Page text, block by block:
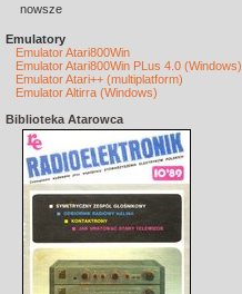
nowsze
Emulatory
Emulator Atari800Win
Emulator Atari800Win PLus 4.0 (Windows)
Emulator Atari++ (multiplatform)
Emulator Altirra (Windows)
Biblioteka Atarowca